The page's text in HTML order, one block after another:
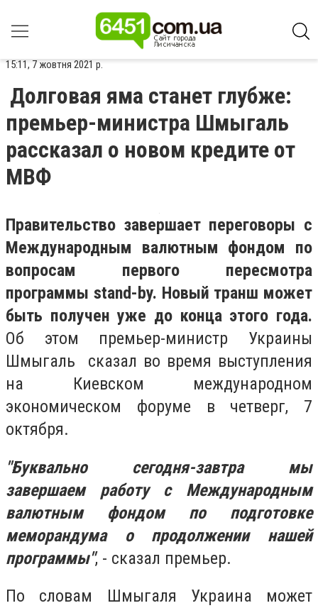
15:11, 7 жовтня 2021 р.
Долговая яма станет глубже:
премьер-министра Шмыгаль
рассказал о новом кредите от
МВФ
Правительство завершает переговоры с
Международным валютным фондом по
вопросам первого пересмотра
программы stand-by. Новый транш может
быть получен уже до конца этого года.
Об этом премьер-министр Украины
Шмыгаль сказал во время выступления
на Киевском международном
экономическом форуме в четверг, 7
октября.
"Буквально сегодня-завтра мы
завершаем работу с Международным
валютным фондом по подготовке
меморандума о продолжении нашей
программы", - сказал премьер.
По словам Шмыгаля Украина может